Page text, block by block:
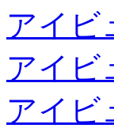
アイビ
アイビ
アイビ